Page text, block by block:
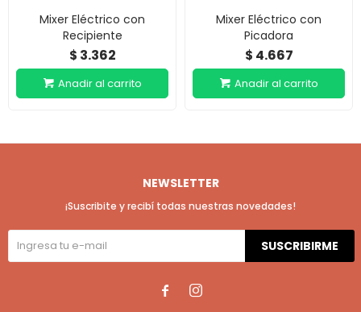
Mixer Eléctrico con
Recipiente
$ 3.362
Mixer Eléctrico con
Picadora
$ 4.667
NEWSLETTER
¡Suscribite y recibí todas nuestras novedades!
SUSCRIBIRME
 